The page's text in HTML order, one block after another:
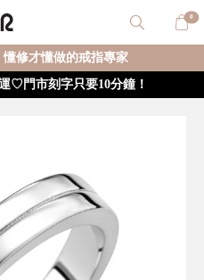
0
修才懂做的戒指專家
♡門市刻字只要10分鐘！